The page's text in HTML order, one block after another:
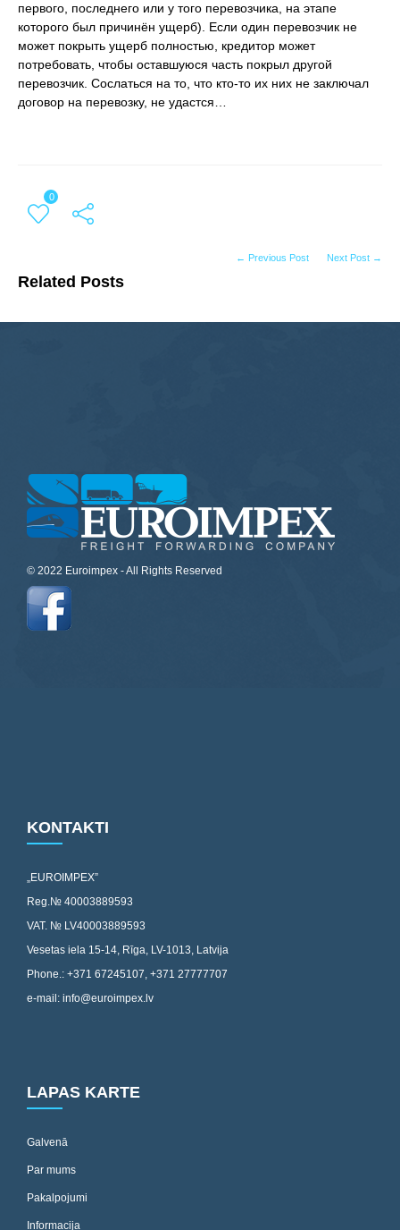
первого, последнего или у того перевозчика, на этапе
которого был причинён ущерб). Если один перевозчик не
может покрыть ущерб полностью, кредитор может
потребовать, чтобы оставшуюся часть покрыл другой
перевозчик. Сослаться на то, что кто-то их них не заключал
договор на перевозку, не удастся…
0
Related Posts
← Previous Post Next Post →
© 2022 Euroimpex - All Rights Reserved
KONTAKTI
„EUROIMPEX”
Reg.№ 40003889593
VAT. № LV40003889593
Vesetas iela 15-14, Rīga, LV-1013, Latvija
Phone.: +371 67245107, +371 27777707
e-mail: info@euroimpex.lv
LAPAS KARTE
Galvenā
Par mums
Pakalpojumi
Informacija